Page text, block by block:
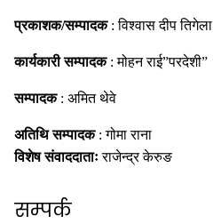
प्रकाशक/सम्पादक : विश्वास दीप तिगेला
कार्यकारी सम्पादक: मोहन राई”परदेशी”
सम्पादक: अमित थेवे
अतिथि सम्पादक: गोमा राना
विशेष संवाददाताःराजेन्द्र केरुङ
सम्पर्क